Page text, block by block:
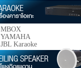
MBOX
YAMAHA
JBL Karaoke